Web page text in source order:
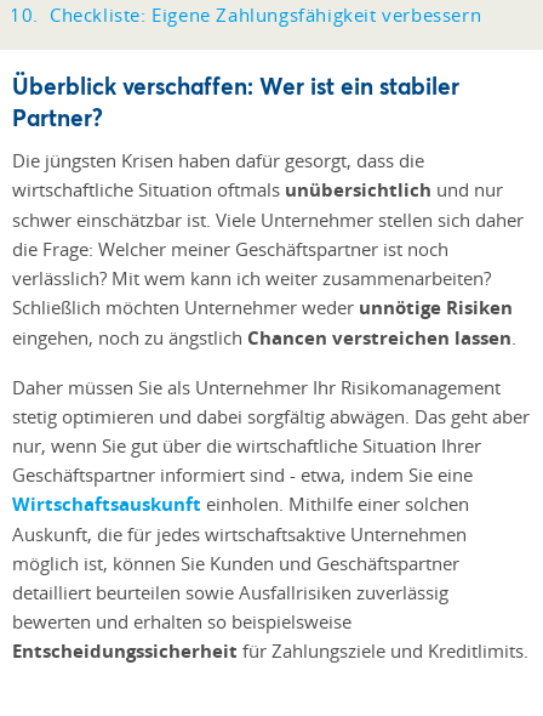
Checkliste: Eigene Zahlungsfähigkeit verbessern
Überblick verschaffen: Wer ist ein stabiler
Partner?
Die jüngsten Krisen haben dafür gesorgt, dass die
wirtschaftliche Situation oftmals unübersichtlich und nur
schwer einschätzbar ist. Viele Unternehmer stellen sich daher
die Frage: Welcher meiner Geschäftspartner ist noch
verlässlich? Mit wem kann ich weiter zusammenarbeiten?
Schließlich möchten Unternehmer weder unnötige Risiken
eingehen, noch zu ängstlich Chancen verstreichen lassen
Daher müssen Sie als Unternehmer Ihr Risikomanagement
stetig optimieren und dabei sorgfältig abwägen. Das geht aber
nur, wenn Sie gut über die wirtschaftliche Situation Ihrer
Geschäftspartner informiert sind - etwa, indem Sie eine
Wirtschaftsauskunft einholen. Mithilfe einer solchen
Auskunft, die für jedes wirtschaftsaktive Unternehmen
möglich ist, können Sie Kunden und Geschäftspartner
detailliert beurteilen sowie Ausfallrisiken zuverlässig
bewerten und erhalten so beispielsweise
Entscheidungssicherheit für Zahlungsziele und Kreditlimits.